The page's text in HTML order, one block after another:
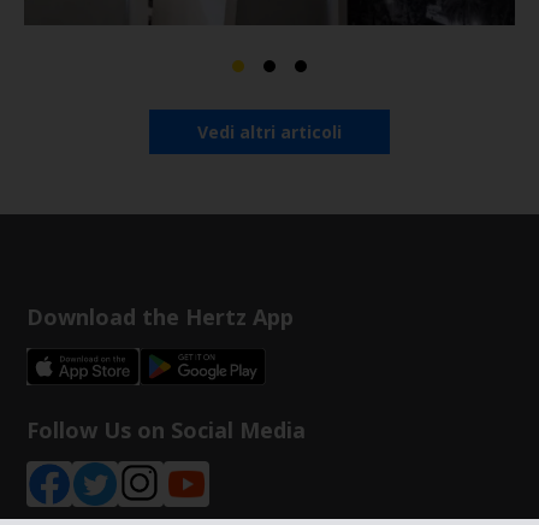
Vedi altri articoli
Download the Hertz App
Follow Us on Social Media